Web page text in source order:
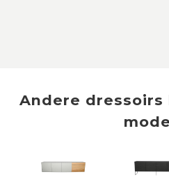
Andere dressoirs